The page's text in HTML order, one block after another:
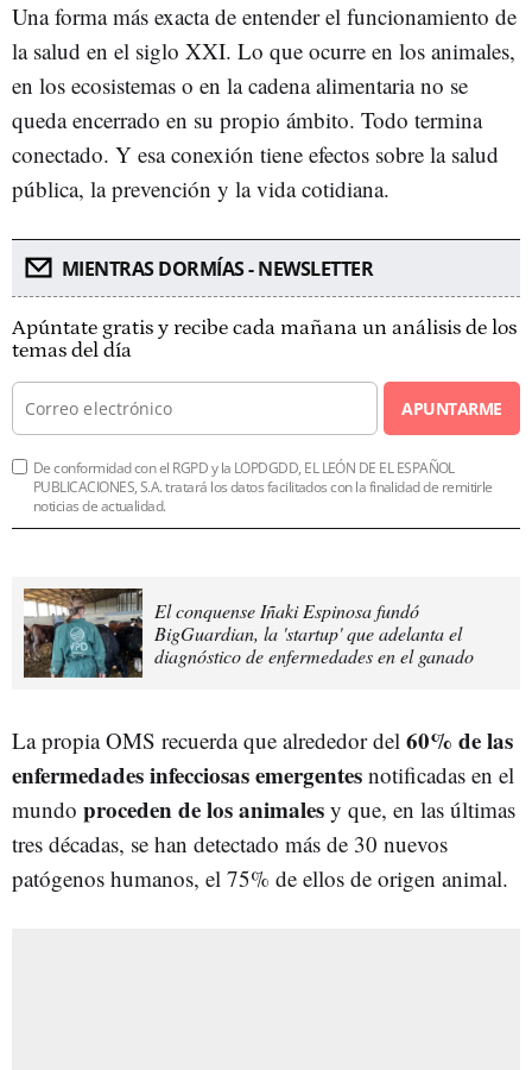
Una forma más exacta de entender el funcionamiento de
la salud en el siglo XXI. Lo que ocurre en los animales,
en los ecosistemas o en la cadena alimentaria no se
queda encerrado en su propio ámbito. Todo termina
conectado. Y esa conexión tiene efectos sobre la salud
pública, la prevención y la vida cotidiana.
MIENTRAS DORMÍAS - NEWSLETTER
Apúntate gratis y recibe cada mañana un análisis de los
temas del día
APUNTARME
De conformidad con el RGPD y la LOPDGDD, EL LEÓN DE EL ESPAÑOL
PUBLICACIONES, S.A. tratará los datos facilitados con la finalidad de remitirle
noticias de actualidad.
El conquense Iñaki Espinosa fundó
BigGuardian, la 'startup' que adelanta el
diagnóstico de enfermedades en el ganado
La propia OMS recuerda que alrededor del 60% de las
enfermedades infecciosas emergentes notificadas en el
mundo proceden de los animales y que, en las últimas
tres décadas, se han detectado más de 30 nuevos
patógenos humanos, el 75% de ellos de origen animal.